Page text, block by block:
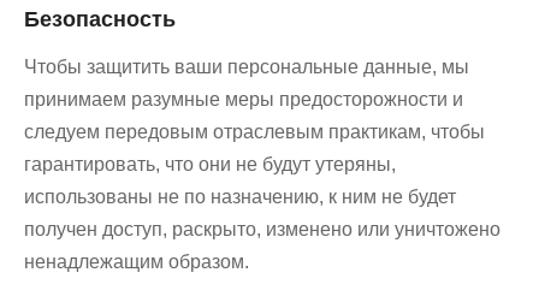
Безопасность
Чтобы защитить ваши персональные данные, мы
принимаем разумные меры предосторожности и
следуем передовым отраслевым практикам, чтобы
гарантировать, что они не будут утеряны,
использованы не по назначению, к ним не будет
получен доступ, раскрыто, изменено или уничтожено
ненадлежащим образом.